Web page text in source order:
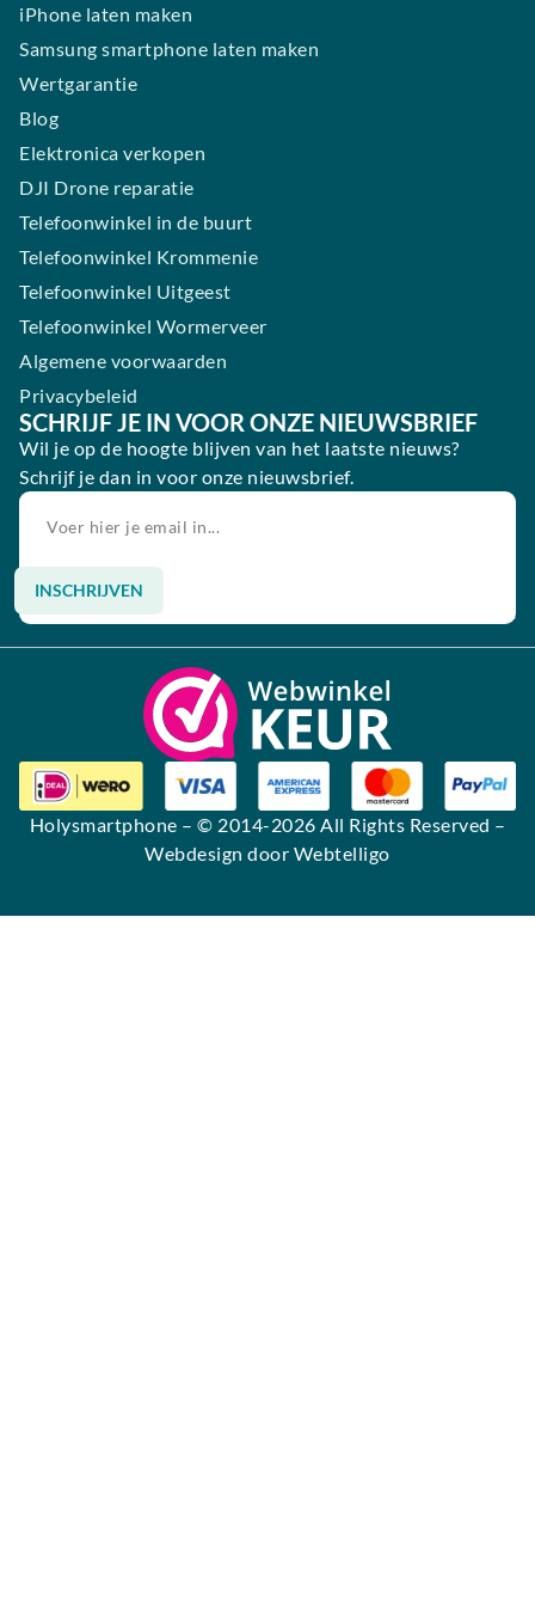
iPhone laten maken
Samsung smartphone laten maken
Wertgarantie
Blog
Elektronica verkopen
DJI Drone reparatie
Telefoonwinkel in de buurt
Telefoonwinkel Krommenie
Telefoonwinkel Uitgeest
Telefoonwinkel Wormerveer
Algemene voorwaarden
Privacybeleid
SCHRIJF JE IN VOOR ONZE NIEUWSBRIEF
Wil je op de hoogte blijven van het laatste nieuws?
Schrijf je dan in voor onze nieuwsbrief.
INSCHRIJVEN
Alternative:
Holysmartphone – © 2014-2026 All Rights Reserved –
Webdesign door Webtelligo